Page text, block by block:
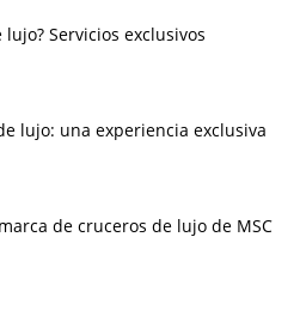
Servicios exclusivos
lujo: una experiencia exclusiva
de cruceros de lujo de MSC